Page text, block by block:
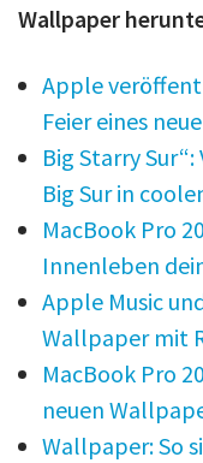
Wallpaper
Apple
Feier eines
Big Starry
Big Sur in
MacBook Pro
Innenleben
Apple Music
Wallpaper mit
MacBook Pro
neuen
Wallpaper: So